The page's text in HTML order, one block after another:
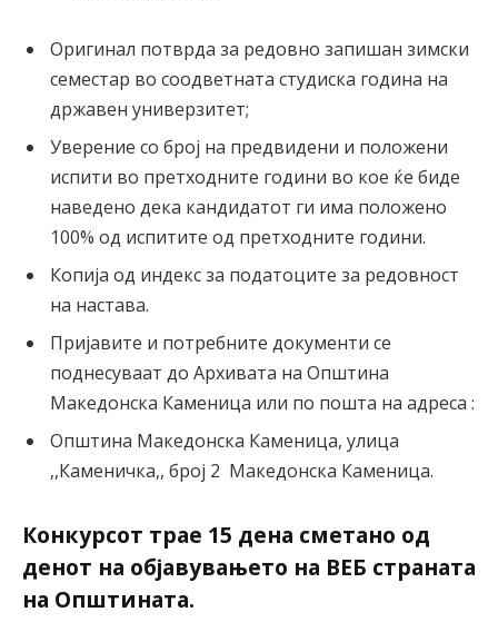
Оригинал потврда за редовно запишан зимски
семестар во соодветната студиска година на
државен универзитет;
Уверение со број на предвидени и положени
испити во претходните години во кое ќе биде
наведено дека кандидатот ги има положено
100% од испитите од претходните години.
Копија од индекс за податоците за редовност
на настава.
Пријавите и потребните документи се
поднесуваат до Архивата на Општина
Македонска Каменица или по пошта на адреса :
Општина Македонска Каменица, улица
,,Каменичка,, број 2 Македонска Каменица.
Конкурсот трае 15 дена сметано од
денот на објавувањето на ВЕБ страната
на Општината.